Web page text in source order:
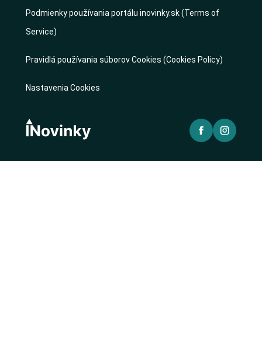
Podmienky používania portálu inovinky.sk (Terms of
Service)
Pravidlá používania súborov Cookies (Cookies Policy)
Nastavenia Cookies